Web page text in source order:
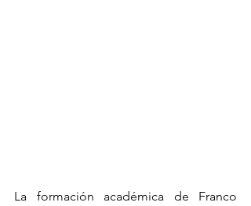
La formación académica de Franco